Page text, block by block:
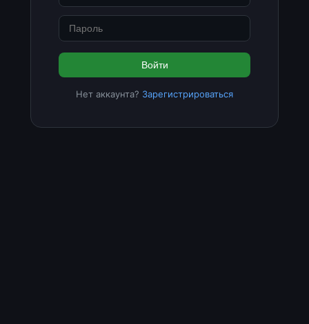
Войти
Нет аккаунта? Зарегистрироваться